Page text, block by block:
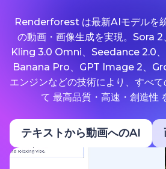
Renderforest は最新AIモデルを
の動画・画像生成を実現。Sora 2
Kling 3.0 Omni、Seedance 2.0
Banana Pro、GPT Image 2、
エンジンなどの技術により、すべ
て 最高品質・高速・創造性
テキストから動画へのAI